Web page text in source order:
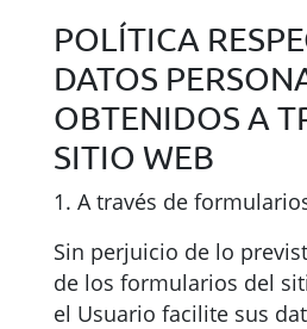
POLÍTICA
DATOS
OBTENIDOS A
SITIO WEB
1. A través de
Sin perjuicio de lo
de los formularios del
el Usuario facilite sus